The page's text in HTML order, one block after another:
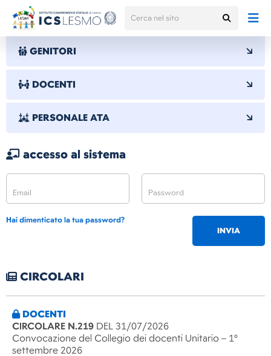
GENITORI
DOCENTI
PERSONALE ATA
accesso al sistema
Hai dimenticato la tua password?
INVIA
CIRCOLARI
DOCENTI
CIRCOLARE N.219 DEL 31/07/2026
Convocazione del Collegio dei docenti Unitario – 1°
settembre 2026